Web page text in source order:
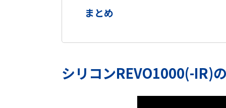
まとめ
シリコンREVO1000(-IR)